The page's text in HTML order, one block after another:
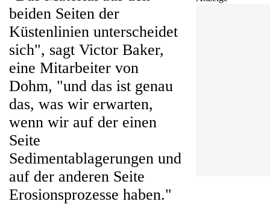
beiden Seiten der
Küstenlinien unterscheidet
sich", sagt Victor Baker,
eine Mitarbeiter von
Dohm, "und das ist genau
das, was wir erwarten,
wenn wir auf der einen
Seite
Sedimentablagerungen und
auf der anderen Seite
Erosionsprozesse haben."